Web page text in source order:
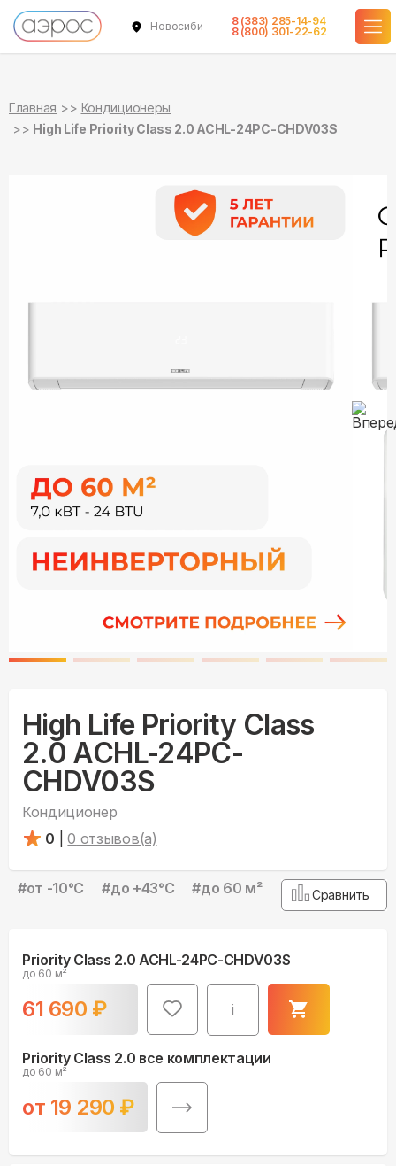
Новосибирск
8 (383) 285-14-94
8 (800) 301-22-62
Главная
Кондиционеры
High Life Priority Class 2.0 ACHL-24PC-CHDV03S
High Life Priority Class
2.0 ACHL-24PC-
CHDV03S
Кондиционер
0
0 отзывов(а)
#от -10°С #до +43°С #до 60 м² Сравнить
Priority Class 2.0 ACHL-24PC-CHDV03S
до 60 м²
61 690 ₽ i
в наличии
Priority Class 2.0 все комплектации
до 60 м²
от 19 290 ₽
в наличии